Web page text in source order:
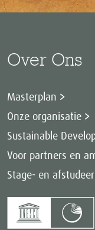
Over Ons
Masterplan
Onze organisatie
Sustainable
Voor partners en
Stage- en